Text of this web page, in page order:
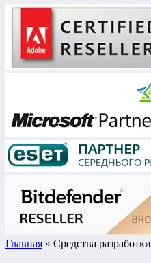
Главная » Средства разработки